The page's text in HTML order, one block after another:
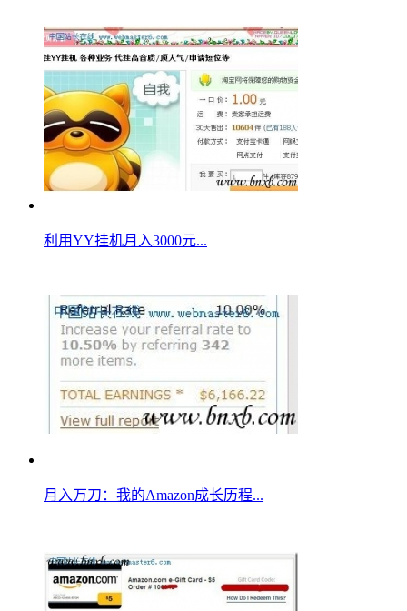
利用YY挂机月入3000元...
月入万刀：我的Amazon成长历程...